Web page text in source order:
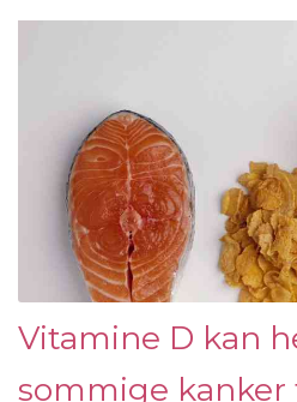
Vitamine D kan
sommige kanker